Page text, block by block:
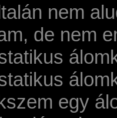
nem
de nem
egy